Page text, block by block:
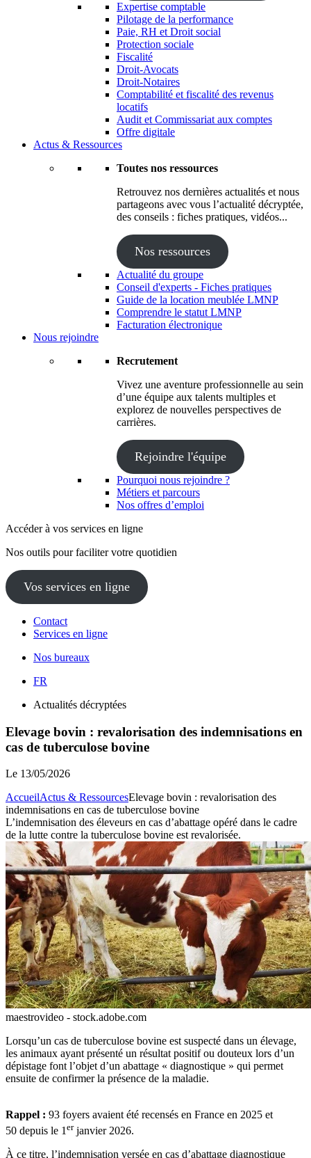
Expertise comptable
Pilotage de la performance
Paie, RH et Droit social
Protection sociale
Fiscalité
Droit-Avocats
Droit-Notaires
Comptabilité et fiscalité des revenus
locatifs
Audit et Commissariat aux comptes
Offre digitale
Actus & Ressources
Toutes nos ressources
Retrouvez nos dernières actualités et nous
partageons avec vous l’actualité décryptée,
des conseils : fiches pratiques, vidéos...
Nos ressources
Actualité du groupe
Conseil d'experts - Fiches pratiques
Guide de la location meublée LMNP
Comprendre le statut LMNP
Facturation électronique
Nous rejoindre
Recrutement
Vivez une aventure professionnelle au sein
d’une équipe aux talents multiples et
explorez de nouvelles perspectives de
carrières.
Rejoindre l'équipe
Pourquoi nous rejoindre ?
Métiers et parcours
Nos offres d’emploi
Accéder à vos services en ligne
Nos outils pour faciliter votre quotidien
Vos services en ligne
Contact
Services en ligne
Nos bureaux
FR
Actualités décryptées
Elevage bovin : revalorisation des indemnisations en
cas de tuberculose bovine
Le 13/05/2026
AccueilActus & RessourcesElevage bovin : revalorisation des
indemnisations en cas de tuberculose bovine
L’indemnisation des éleveurs en cas d’abattage opéré dans le cadre
de la lutte contre la tuberculose bovine est revalorisée.
maestrovideo - stock.adobe.com
Lorsqu’un cas de tuberculose bovine est suspecté dans un élevage,
les animaux ayant présenté un résultat positif ou douteux lors d’un
dépistage font l’objet d’un abattage « diagnostique » qui permet
ensuite de confirmer la présence de la maladie.
Rappel : 93 foyers avaient été recensés en France en 2025 et
50 depuis le 1 erjanvier 2026.
À ce titre, l’indemnisation versée en cas d’abattage diagnostique